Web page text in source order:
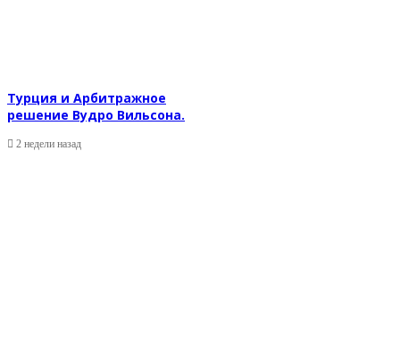
Турция и Арбитражное
решение Вудро Вильсона.
2 недели назад